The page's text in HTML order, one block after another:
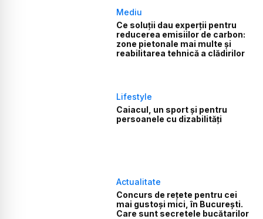
Mediu
Ce soluții dau experții pentru
reducerea emisiilor de carbon:
zone pietonale mai multe și
reabilitarea tehnică a clădirilor
Lifestyle
Caiacul, un sport și pentru
persoanele cu dizabilități
Actualitate
Concurs de rețete pentru cei
mai gustoși mici, în București.
Care sunt secretele bucătarilor